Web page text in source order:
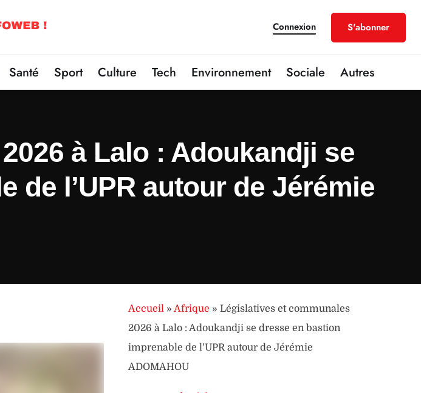
Connexion S'abonner
Santé Sport Culture Tech Environnement Sociale Autres
à Lalo : Adoukandji se
de l’UPR autour de Jérémie
Accueil » Afrique » Législatives et communales
2026 à Lalo : Adoukandji se dresse en bastion
imprenable de l’UPR autour de Jérémie
ADOMAHOU